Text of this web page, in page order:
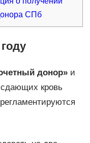
СПб
донор»и
кровь
регламентируются